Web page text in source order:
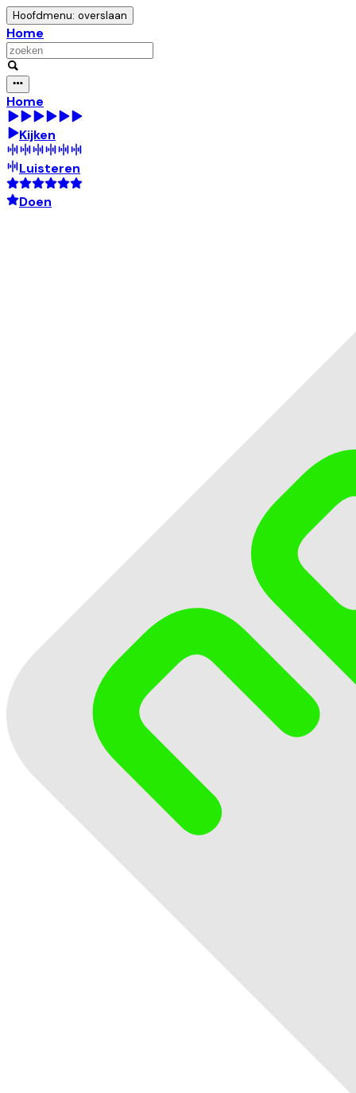
Hoofdmenu: overslaan
Home
Home
Kijken
Luisteren
Doen